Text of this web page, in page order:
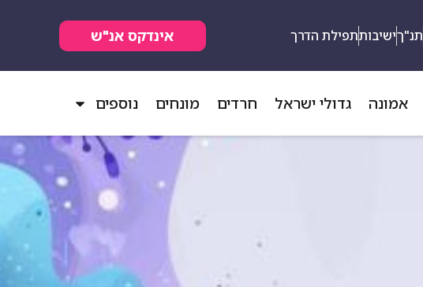
תנ"ךישיבותתפילת הדרך אינדקס אנ"ש
אמונה גדולי ישראל חרדים מונחים נוספים